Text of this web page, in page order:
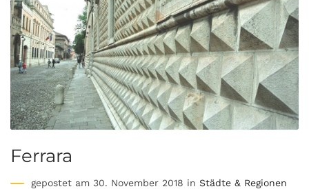
Ferrara
gepostet am 30. November 2018 in Städte & Regionen